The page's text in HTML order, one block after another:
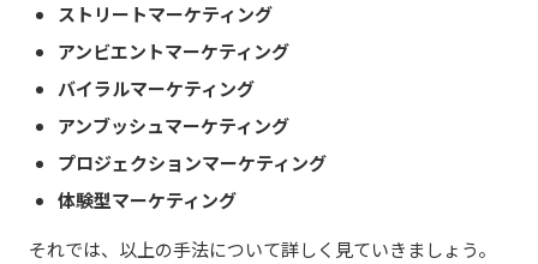
ストリートマーケティング
アンビエントマーケティング
バイラルマーケティング
アンブッシュマーケティング
プロジェクションマーケティング
体験型マーケティング
それでは、以上の手法について詳しく見ていきましょう。